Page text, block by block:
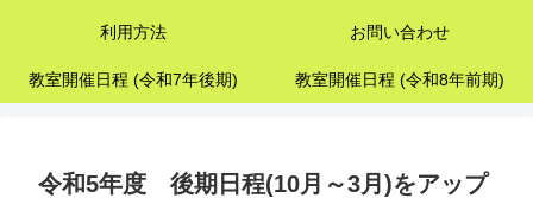
利用方法 お問い合わせ
教室開催日程 (令和7年後期) 教室開催日程 (令和8年前期)
令和5年度 後期日程(10月～3月)をアップ